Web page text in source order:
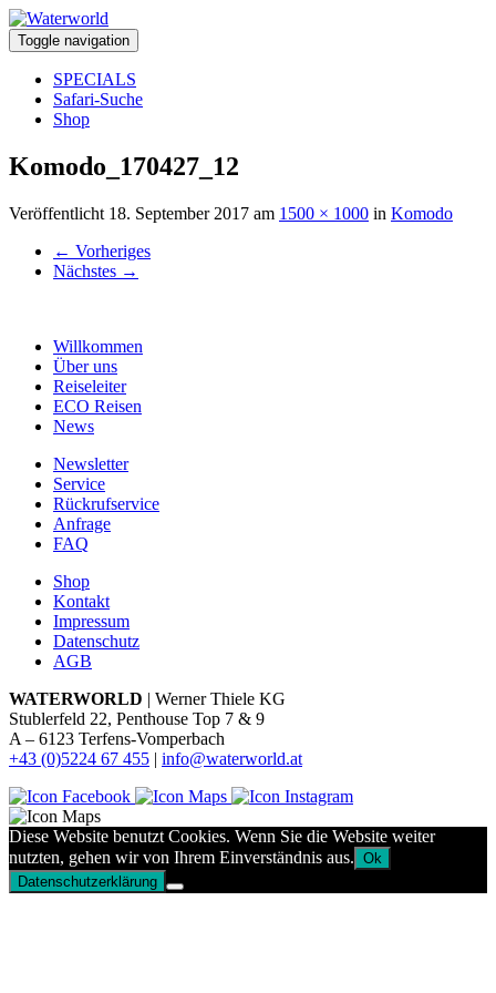
Toggle navigation
SPECIALS
Safari-Suche
Shop
Komodo_170427_12
Veröffentlicht 18. September 2017 am 1500 × 1000 in Komodo
← Vorheriges
Nächstes →
Willkommen
Über uns
Reiseleiter
ECO Reisen
News
Newsletter
Service
Rückrufservice
Anfrage
FAQ
Shop
Kontakt
Impressum
Datenschutz
AGB
WATERWORLD | Werner Thiele KG
Stublerfeld 22, Penthouse Top 7 & 9
A – 6123 Terfens-Vomperbach
+43 (0)5224 67 455 | info@waterworld.at
Diese Website benutzt Cookies. Wenn Sie die Website weiter
nutzten, gehen wir von Ihrem Einverständnis aus. Ok
Datenschutzerklärung